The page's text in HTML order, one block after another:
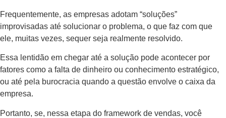
Frequentemente, as empresas adotam “soluções”
improvisadas até solucionar o problema, o que faz com que
ele, muitas vezes, sequer seja realmente resolvido.
Essa lentidão em chegar até a solução pode acontecer por
fatores como a falta de dinheiro ou conhecimento estratégico,
ou até pela burocracia quando a questão envolve o caixa da
empresa.
Portanto, se, nessa etapa do framework de vendas, você